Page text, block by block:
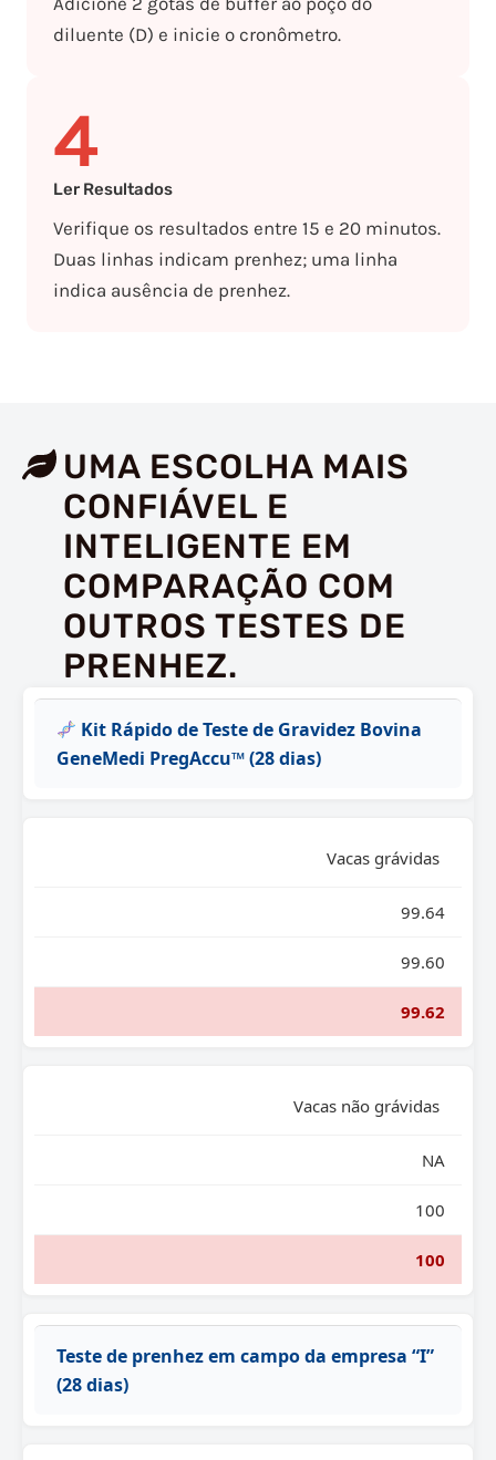
diluente (D) e inicie o cronômetro.
4
Ler Resultados
Verifique os resultados entre 15 e 20 minutos.
Duas linhas indicam prenhez; uma linha
indica ausência de prenhez.
UMA ESCOLHA MAIS
CONFIÁVEL E
INTELIGENTE EM
COMPARAÇÃO COM
OUTROS TESTES DE
PRENHEZ.
Kit Rápido de Teste de Gravidez Bovina
GeneMedi PregAccu™ (28 dias)
Vacas grávidas
99.64
99.60
99.62
Vacas não grávidas
NA
100
100
Teste de prenhez em campo da empresa “I”
(28 dias)